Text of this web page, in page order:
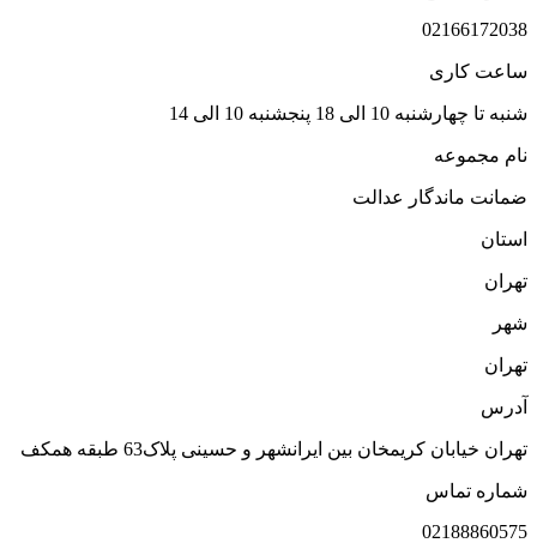
کاری
تا چهارشنبه 10 الی 18 پنجشنبه 10 الی 14
مجموعه
ماندگار عدالت
خیابان کریمخان بین ایرانشهر و حسینی پلاک63 طبقه همکف
تماس